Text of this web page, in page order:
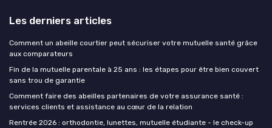
Les derniers articles
Comment un abeille courtier peut sécuriser votre mutuelle santé grâce
aux comparateurs
Fin de la mutuelle parentale à 25 ans : les étapes pour être bien couvert
sans trou de garantie
Comment faire des abeilles partenaires de votre assurance santé :
services clients et assistance au cœur de la relation
Rentrée 2026 : orthodontie, lunettes, mutuelle étudiante - le check-up